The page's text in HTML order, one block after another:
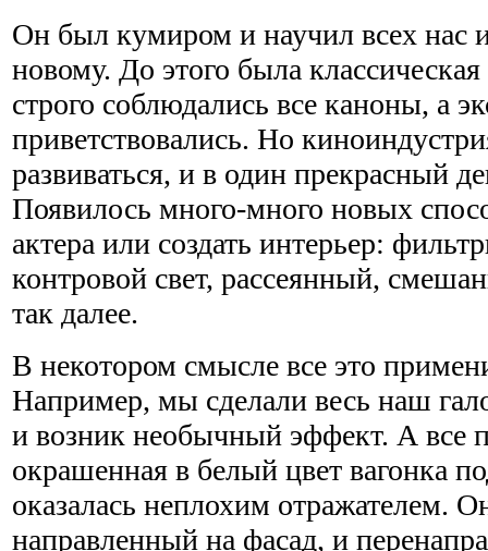
Он был кумиром и научил всех нас
новому. До этого была
строго соблюдались все каноны, а
приветствовались. Но
развиваться, и в один прекрасный
Появилось много-много новых
актера или создать интерьер:
контровой свет, рассеянный,
так далее.
В некотором смысле все это
Например, мы сделали весь наш
и возник необычный эффект. А все
окрашенная в белый цвет вагонка
оказалась неплохим отражателем.
направленный на фасад, и